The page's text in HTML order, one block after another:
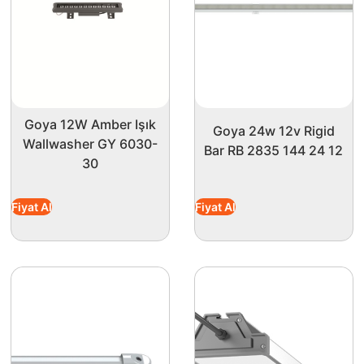
Goya 12W Amber Işık
Wallwasher GY 6030-
30
Fiyat Al
Goya 24w 12v Rigid
Bar RB 2835 144 24 12
Fiyat Al